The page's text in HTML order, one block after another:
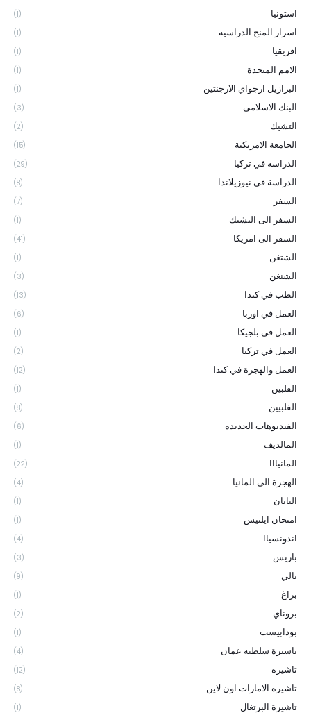
استونيا (1)
اسرار المنح الدراسية (1)
افريقيا (1)
الامم المتحدة (1)
البرازيل ارجواي الارجنتين (1)
البنك الاسلامي (3)
التشيك (2)
الجامعة الامريكية (15)
الدراسة في تركيا (29)
الدراسة في نيوزيلاندا (8)
السفر (7)
السفر الى التشيك (1)
السفر الى امريكا (41)
الشتغن (1)
الشنغن (3)
الطب في كندا (13)
العمل في اوربا (6)
العمل في بلجيكا (1)
العمل في تركيا (2)
العمل والهجرة في كندا (12)
الفلبين (1)
الفلبيين (8)
الفيديوهات الجديده (6)
المالديف (1)
المانيااا (22)
الهجرة الى المانيا (4)
اليابان (1)
امتحان ايلتيس (1)
اندونسياا (4)
باريس (3)
بالي (9)
براغ (1)
بروناي (2)
بودابيست (1)
تاسيرة سلطنه عمان (4)
تاشيرة (12)
تاشيرة الامارات اون لاين (8)
تاشيرة البرتغال (1)